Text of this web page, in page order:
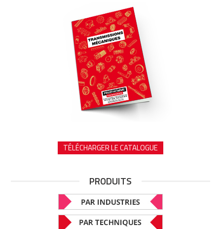
TÉLÉCHARGER LE CATALOGUE
PRODUITS